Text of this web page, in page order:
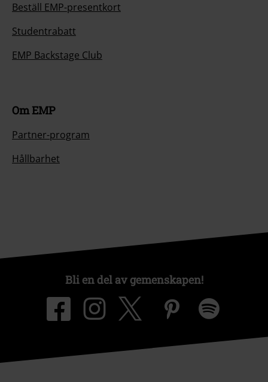
Beställ EMP-presentkort
Studentrabatt
EMP Backstage Club
Om EMP
Partner-program
Hållbarhet
Bli en del av gemenskapen!